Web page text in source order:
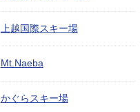
上越国際スキー場
Mt.Naeba
かぐらスキー場